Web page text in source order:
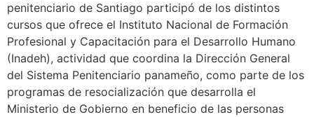
penitenciario de Santiago participó de los distintos
cursos que ofrece el Instituto Nacional de Formación
Profesional y Capacitación para el Desarrollo Humano
(Inadeh), actividad que coordina la Dirección General
del Sistema Penitenciario panameño, como parte de los
programas de resocialización que desarrolla el
Ministerio de Gobierno en beneficio de las personas